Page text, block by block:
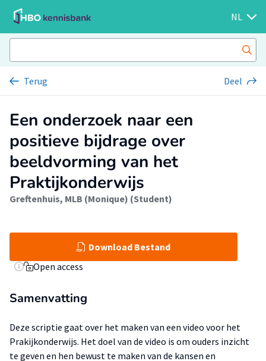
NL
Terug Deel
Een onderzoek naar een
positieve bijdrage over
beeldvorming van het
Praktijkonderwijs
Greftenhuis, MLB (Monique) (Student)
Download Bestand
Open access
Samenvatting
Deze scriptie gaat over het maken van een video voor het
Prakijkonderwijs. Het doel van de video is om ouders inzicht
te geven en hen bewust te maken van de kansen en